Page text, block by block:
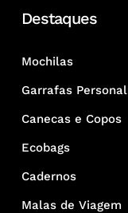
Destaques
Mochilas
Garrafas
Canecas e Copos
Ecobags
Cadernos
Malas de Viagem